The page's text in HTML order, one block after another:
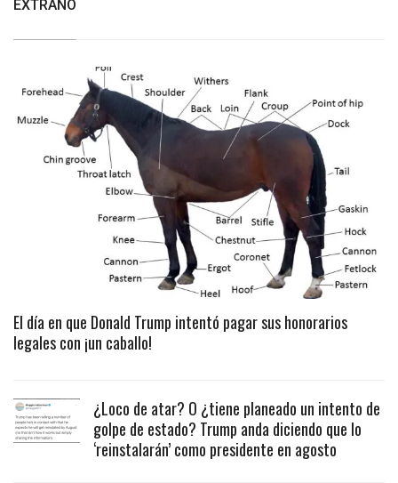
EXTRAÑO
El día en que Donald Trump intentó pagar sus honorarios
legales con ¡un caballo!
¿Loco de atar? O ¿tiene planeado un intento de
golpe de estado? Trump anda diciendo que lo
‘reinstalarán’ como presidente en agosto